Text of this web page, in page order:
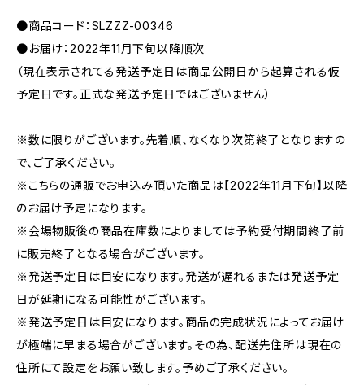
●商品コード：SLZZZ-00346
●お届け：2022年11月下旬以降順次
（現在表示されてる発送予定日は商品公開日から起算される仮
予定日です。正式な発送予定日ではございません）
※数に限りがございます。先着順、なくなり次第終了となりますの
で、ご了承ください。
※こちらの通販でお申込み頂いた商品は【2022年11月下旬】以降
のお届け予定になります。
※会場物販後の商品在庫数によりましては予約受付期間終了前
に販売終了となる場合がございます。
※発送予定日は目安になります。発送が遅れるまたは発送予定
日が延期になる可能性がございます。
※発送予定日は目安になります。商品の完成状況によってお届け
が極端に早まる場合がございます。その為、配送先住所は現在の
住所にて設定をお願い致します。予めご了承ください。